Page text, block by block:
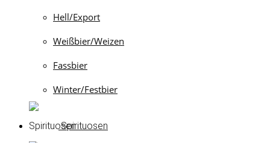
Hell/Export
Weißbier/Weizen
Fassbier
Winter/Festbier
Spirituosen